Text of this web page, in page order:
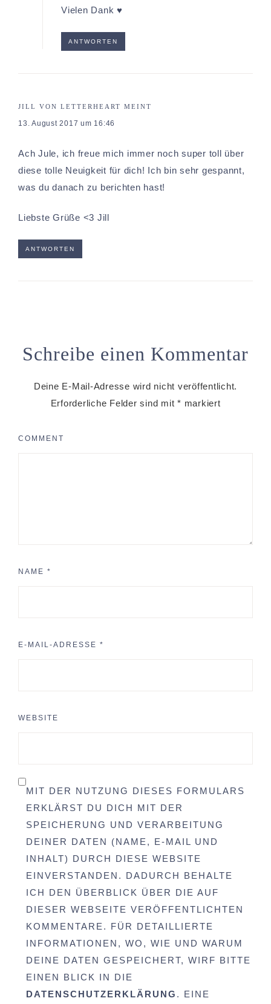
Vielen Dank ♥
ANTWORTEN
JILL VON LETTERHEART MEINT
13. August 2017 um 16:46
Ach Jule, ich freue mich immer noch super toll über
diese tolle Neuigkeit für dich! Ich bin sehr gespannt,
was du danach zu berichten hast!
Liebste Grüße <3 Jill
ANTWORTEN
Schreibe einen Kommentar
Deine E-Mail-Adresse wird nicht veröffentlicht.
Erforderliche Felder sind mit * markiert
COMMENT
NAME *
E-MAIL-ADRESSE *
WEBSITE
MIT DER NUTZUNG DIESES FORMULARS
ERKLÄRST DU DICH MIT DER
SPEICHERUNG UND VERARBEITUNG
DEINER DATEN (NAME, E-MAIL UND
INHALT) DURCH DIESE WEBSITE
EINVERSTANDEN. DADURCH BEHALTE
ICH DEN ÜBERBLICK ÜBER DIE AUF
DIESER WEBSEITE VERÖFFENTLICHTEN
KOMMENTARE. FÜR DETAILLIERTE
INFORMATIONEN, WO, WIE UND WARUM
DEINE DATEN GESPEICHERT, WIRF BITTE
EINEN BLICK IN DIE
DATENSCHUTZERKLÄRUNG . EINE